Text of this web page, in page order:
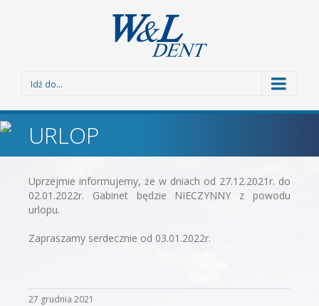
Idź do...
URLOP
Uprzejmie informujemy, że w dniach od 27.12.2021r. do
02.01.2022r. Gabinet będzie NIECZYNNY z powodu
urlopu.
Zapraszamy serdecznie od 03.01.2022r.
27 grudnia 2021